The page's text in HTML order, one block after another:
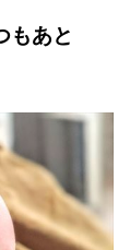
もあと